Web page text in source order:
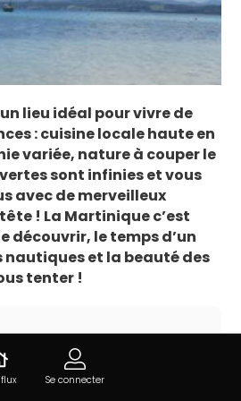
lieu idéal pour vivre de
: cuisine locale haute en
variée, nature à couper le
sont infinies et vous
avec de merveilleux
! La Martinique c’est
découvrir, le temps d’un
nautiques et la beauté des
tenter !
sur Anse Madame
97233
Se connecter